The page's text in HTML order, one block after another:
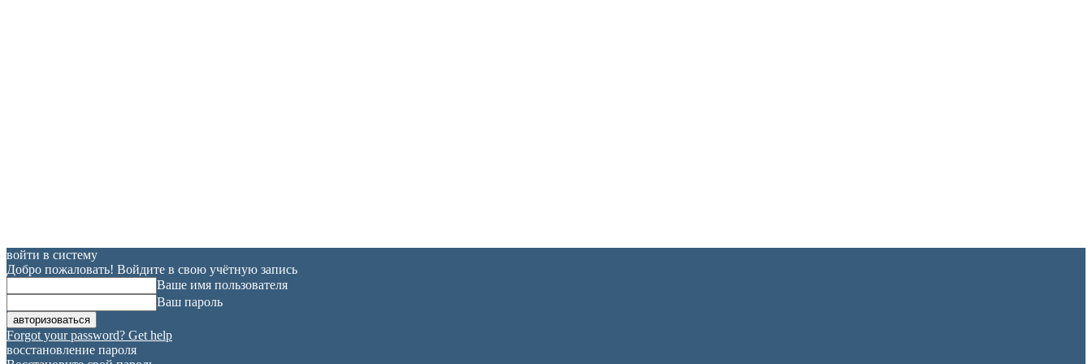
войти в систему
Добро пожаловать! Войдите в свою учётную запись
Ваше имя пользователя
Ваш пароль
Forgot your password? Get help
восстановление пароля